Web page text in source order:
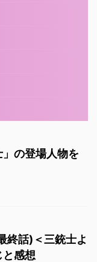
の登場人物を
話)＜三銃士よ
感想